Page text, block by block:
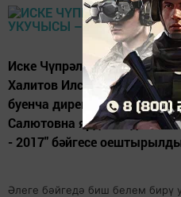
Иске Чүпрәле
Халитов Илсур
буенча директор
Салютовна ярдәмендә
- 2017" бәйгесе
Әлеге бәйгедә биш белем бирү